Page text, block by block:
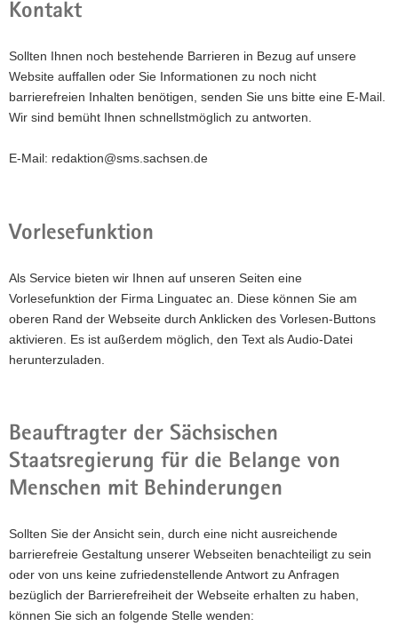
Kontakt
Sollten Ihnen noch bestehende Barrieren in Bezug auf unsere
Website auffallen oder Sie Informationen zu noch nicht
barrierefreien Inhalten benötigen, senden Sie uns bitte eine E-Mail.
Wir sind bemüht Ihnen schnellstmöglich zu antworten.
E-Mail: redaktion@sms.sachsen.de
Vorlesefunktion
Als Service bieten wir Ihnen auf unseren Seiten eine
Vorlesefunktion der Firma Linguatec an. Diese können Sie am
oberen Rand der Webseite durch Anklicken des Vorlesen-Buttons
aktivieren. Es ist außerdem möglich, den Text als Audio-Datei
herunterzuladen.
Beauftragter der Sächsischen
Staatsregierung für die Belange von
Menschen mit Behinderungen
Sollten Sie der Ansicht sein, durch eine nicht ausreichende
barrierefreie Gestaltung unserer Webseiten benachteiligt zu sein
oder von uns keine zufriedenstellende Antwort zu Anfragen
bezüglich der Barrierefreiheit der Webseite erhalten zu haben,
können Sie sich an folgende Stelle wenden: